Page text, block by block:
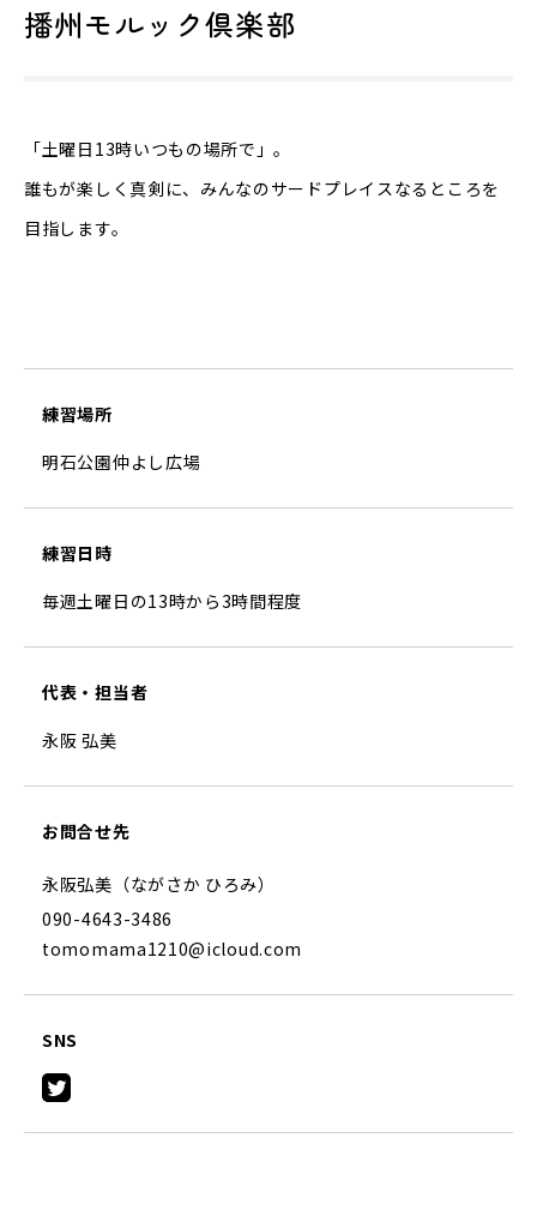
播州モルック倶楽部
「土曜日13時いつもの場所で」。
誰もが楽しく真剣に、みんなのサードプレイスなるところを
目指します。
練習場所
明石公園仲よし広場
練習日時
毎週土曜日の13時から3時間程度
代表・担当者
永阪 弘美
お問合せ先
永阪弘美（ながさか ひろみ）
090-4643-3486
tomomama1210@icloud.com
SNS